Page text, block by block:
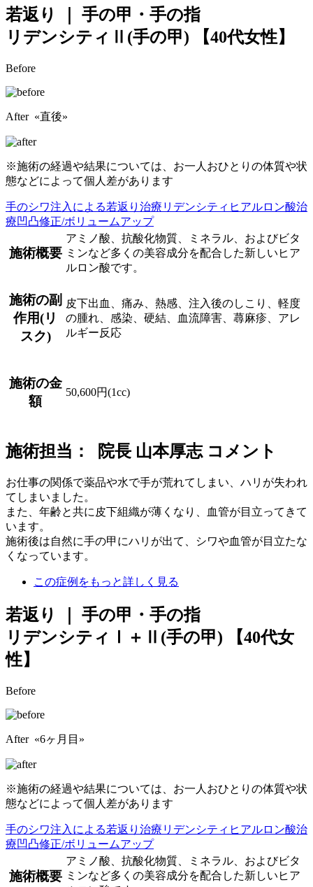
若返り ｜ 手の甲・手の指
リデンシティⅡ(手の甲)
【40代女性】
Before
After «直後»
※施術の経過や結果については、お一人おひとりの体質や状
態などによって個人差があります
手のシワ注入による若返り治療 リデンシティ ヒアルロン酸治
療凹凸修正/ボリュームアップ
施術概要
アミノ酸、抗酸化物質、ミネラル、およびビタ
ミンなど多くの美容成分を配合した新しいヒア
ルロン酸です。
施術の副
作用(リ
スク)
皮下出血、痛み、熱感、注入後のしこり、軽度
の腫れ、感染、硬結、血流障害、蕁麻疹、アレ
ルギー反応
施術の金
額
50,600円(1cc)
施術担当： 院長 山本厚志 コメント
お仕事の関係で薬品や水で手が荒れてしまい、ハリが失われ
てしまいました。
また、年齢と共に皮下組織が薄くなり、血管が目立ってきて
います。
施術後は自然に手の甲にハリが出て、シワや血管が目立たな
くなっています。
この症例をもっと詳しく見る
若返り ｜ 手の甲・手の指
リデンシティⅠ＋Ⅱ(手の甲)
【40代女
性】
Before
After «6ヶ月目»
※施術の経過や結果については、お一人おひとりの体質や状
態などによって個人差があります
手のシワ注入による若返り治療 リデンシティ ヒアルロン酸治
療凹凸修正/ボリュームアップ
施術概要
アミノ酸、抗酸化物質、ミネラル、およびビタ
ミンなど多くの美容成分を配合した新しいヒア